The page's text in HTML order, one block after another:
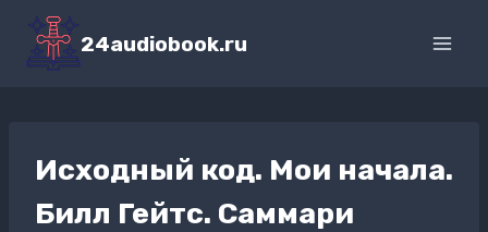
Перейти
содержимому
24audiobook.ru
Исходный код. Мои начала.
Билл Гейтс. Саммари